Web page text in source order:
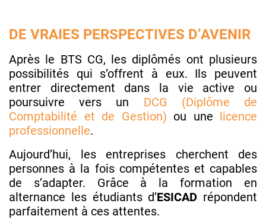
DE VRAIES PERSPECTIVES D’AVENIR
Après le BTS CG, les diplômés ont plusieurs
possibilités qui s’offrent à eux. Ils peuvent
entrer directement dans la vie active ou
poursuivre vers un DCG (Diplôme de
Comptabilité et de Gestion) ou une licence
professionnelle.
Aujourd’hui, les entreprises cherchent des
personnes à la fois compétentes et capables
de s’adapter. Grâce à la formation en
alternance les étudiants d’ESICAD répondent
parfaitement à ces attentes.